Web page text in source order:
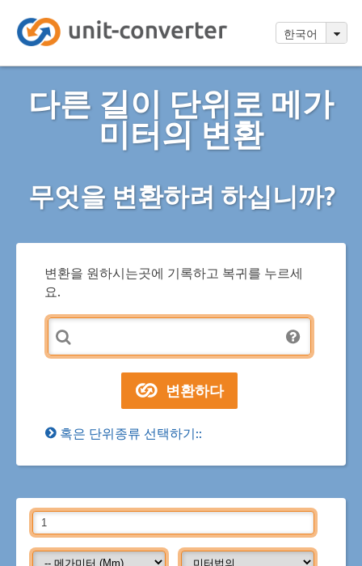
한국어
다른 길이 단위로 메가
미터의 변환
무엇을 변환하려 하십니까?
변환을 원하시는곳에 기록하고 복귀를 누르세
요.
혹은 단위종류 선택하기::